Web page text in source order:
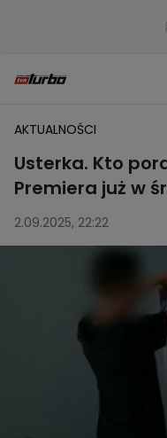
AKTUALNOŚCI
Usterka. Kto
Premiera już w
2.09.2025, 22:22